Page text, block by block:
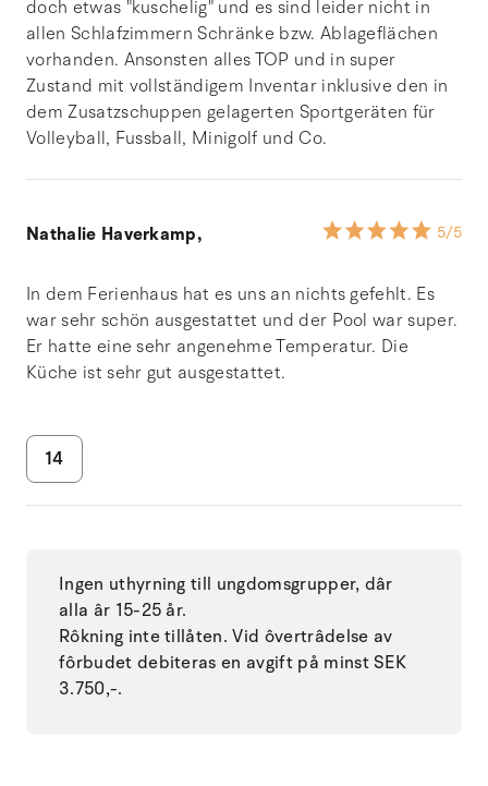
doch etwas "kuschelig" und es sind leider nicht in
allen Schlafzimmern Schränke bzw. Ablageflächen
vorhanden. Ansonsten alles TOP und in super
Zustand mit vollständigem Inventar inklusive den in
dem Zusatzschuppen gelagerten Sportgeräten für
Volleyball, Fussball, Minigolf und Co.
Nathalie Haverkamp, 5/5
In dem Ferienhaus hat es uns an nichts gefehlt. Es
war sehr schön ausgestattet und der Pool war super.
Er hatte eine sehr angenehme Temperatur. Die
Küche ist sehr gut ausgestattet.
14
Ingen uthyrning till ungdomsgrupper, dâr
alla âr 15-25 år.
Rôkning inte tillåten. Vid ôvertrâdelse av
fôrbudet debiteras en avgift på minst SEK
3.750,-.